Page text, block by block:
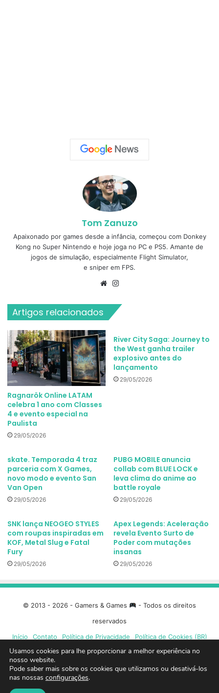
Tom Zanuzo
Apaixonado por games desde a infância, começou com Donkey
Kong no Super Nintendo e hoje joga no PC e PS5. Amante de
jogos de simulação, especialmente Flight Simulator,
e sniper em FPS.
Website
Artigos relacionados
Ragnarök Online LATAM
celebra 1 ano com Classes
4 e evento especial na
Paulista
29/05/2026
River City Saga: Journey to
the West ganha trailer
explosivo antes do
lançamento
29/05/2026
skate. Temporada 4 traz
parceria com X Games,
novo modo e evento San
Van Open
29/05/2026
PUBG MOBILE anuncia
collab com BLUE LOCK e
leva clima do anime ao
battle royale
29/05/2026
SNK lança NEOGEO STYLES
com roupas inspiradas em
KOF, Metal Slug e Fatal
Fury
29/05/2026
Apex Legends: Aceleração
revela Evento Surto de
Poder com mutações
insanas
29/05/2026
© 2013 - 2026 - Gamers & Games
- Todos os direitos
reservados
Início
Contato Política de Privacidade Política de Cookies (BR)
Facebook
X
Usamos cookies para lhe proporcionar a melhor experiência no
nosso website.
Pode saber mais sobre os cookies que utilizamos ou desativá-los
nas nossas configurações.